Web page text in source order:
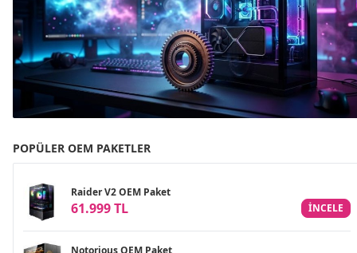
POPÜLER OEM PAKETLER
Raider V2 OEM Paket
61.999 TL INCELE
Notorious OEM Paket